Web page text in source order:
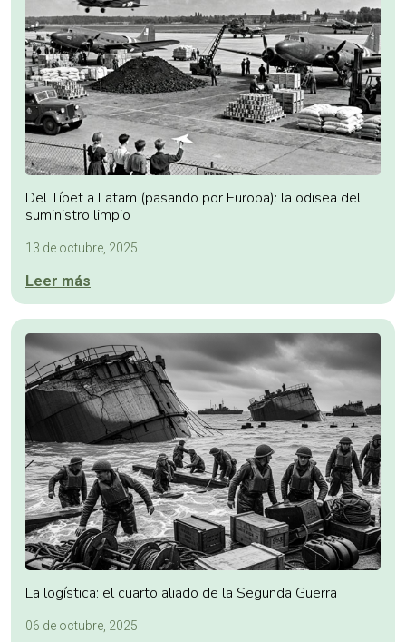
Del Tíbet a Latam (pasando por Europa): la odisea del
suministro limpio
13 de octubre, 2025
Leer más
La logística: el cuarto aliado de la Segunda Guerra
06 de octubre, 2025